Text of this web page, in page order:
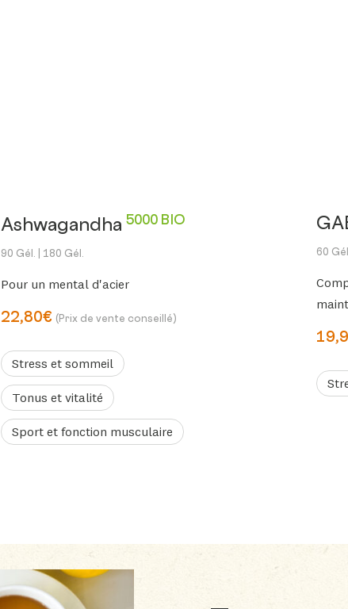
Ashwagandha5000 BIO
90 Gél. | 180 Gél.
Pour un mental d'acier
22,80€ (Prix de vente conseillé)
Stress et sommeil
Tonus et vitalité
Sport et fonction musculaire
60